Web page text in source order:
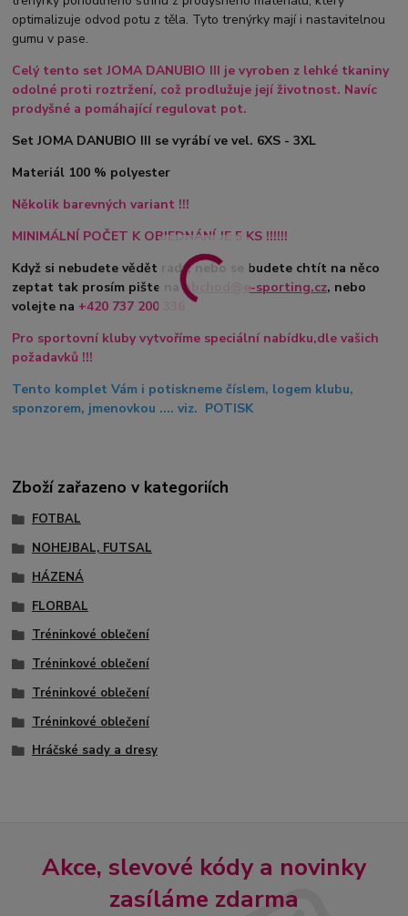
optimalizuje odvod potu z těla. Tyto trenýrky mají i nastavitelnou
gumu v pase.
Celý tento set JOMA DANUBIO III je vyroben z lehké tkaniny
odolné proti roztržení, což prodlužuje její životnost. Navíc
prodyšné a pomáhající regulovat pot.
Set JOMA DANUBIO III se vyrábí ve vel. 6XS - 3XL
Materiál 100 % polyester
Několik barevných variant !!!
MINIMÁLNÍ POČET K OBJEDNÁNÍ JE 5 KS !!!!!!
Když si nebudete vědět rady, nebo se budete chtít na něco
zeptat tak prosím pište naobchod@e-sporting.cz, nebo
volejte na +420 737 200 336
Pro sportovní kluby vytvoříme speciální nabídku,dle vašich
požadavků !!!
Tento komplet Vám i potiskneme číslem, logem klubu,
sponzorem, jmenovkou .... viz. POTISK
Zboží zařazeno v kategoriích
FOTBAL
NOHEJBAL, FUTSAL
HÁZENÁ
FLORBAL
Tréninkové oblečení
Tréninkové oblečení
Tréninkové oblečení
Tréninkové oblečení
Hráčské sady a dresy
Akce, slevové kódy a novinky
zasíláme zdarma